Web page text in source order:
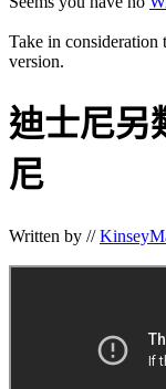
Take in
version.
迪士尼另
尼
Written by //